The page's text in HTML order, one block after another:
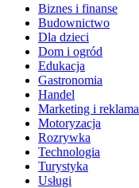
Biznes i finanse
Budownictwo
Dla dzieci
Dom i ogród
Edukacja
Gastronomia
Handel
Marketing i reklama
Motoryzacja
Rozrywka
Technologia
Turystyka
Usługi